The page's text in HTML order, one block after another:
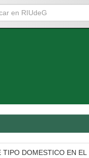
DOMESTICO EN EL